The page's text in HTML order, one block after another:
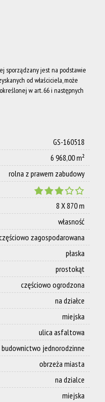
Grupa
Zespoł
Dołącz
do nas
Polityka
AML
Kontakt
sporządzany jest na podstawie
od właściciela, może
w art. 66 i następnych
GS-160518
6 968,00 m²
rolna z prawem zabudowy
8 X 870 m
własność
zagospodarowana
płaska
prostokąt
częściowo ogrodzona
na działce
miejska
ulica asfaltowa
budownictwo jednorodzinne
obrzeża miasta
na dzialce
miejska